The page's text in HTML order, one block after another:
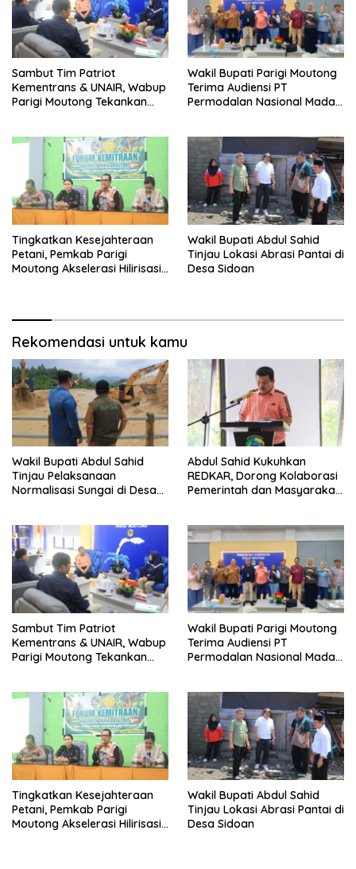
Sambut Tim Patriot
Kementrans & UNAIR, Wabup
Parigi Moutong Tekankan
Daerah
Wakil Bupati Parigi Moutong
Terima Audiensi PT
Permodalan Nasional Madani
Tingkatkan Kesejahteraan
Petani, Pemkab Parigi
Moutong Akselerasi Hilirisasi
Wakil Bupati Abdul Sahid
Tinjau Lokasi Abrasi Pantai di
Desa Sidoan
Rekomendasi untuk kamu
Wakil Bupati Abdul Sahid
Tinjau Pelaksanaan
Normalisasi Sungai di Desa
Abdul Sahid Kukuhkan
REDKAR, Dorong Kolaborasi
Pemerintah dan Masyarakat
Sambut Tim Patriot
Kementrans & UNAIR, Wabup
Parigi Moutong Tekankan
Daerah
Wakil Bupati Parigi Moutong
Terima Audiensi PT
Permodalan Nasional Madani
Tingkatkan Kesejahteraan
Petani, Pemkab Parigi
Moutong Akselerasi Hilirisasi
Wakil Bupati Abdul Sahid
Tinjau Lokasi Abrasi Pantai di
Desa Sidoan